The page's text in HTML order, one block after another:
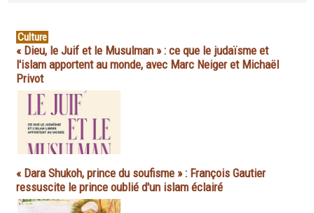
Culture
« Dieu, le Juif et le Musulman » : ce que le judaïsme et
l'islam apportent au monde, avec Marc Neiger et Michaël
Privot
« Dara Shukoh, prince du soufisme » : François Gautier
ressuscite le prince oublié d'un islam éclairé